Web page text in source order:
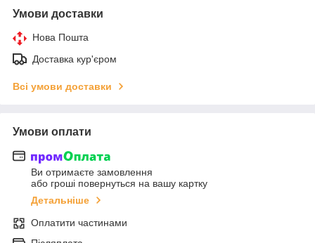
Умови доставки
Нова Пошта
Доставка кур'єром
Всі умови доставки
Умови оплати
Ви отримаєте замовлення
або гроші повернуться на вашу картку
Детальніше
Оплатити частинами